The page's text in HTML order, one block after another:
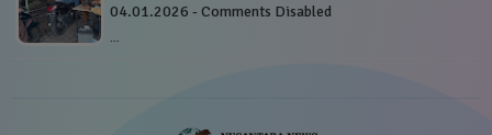
04.01.2026 - Comments Disabled
…